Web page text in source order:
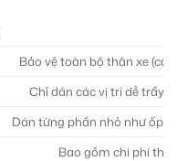
Bảo vệ toàn bộ thân xe
Chỉ dán các vị trí dễ trầy
Dán từng phần nhỏ như ốp
Bao gồm chi phí